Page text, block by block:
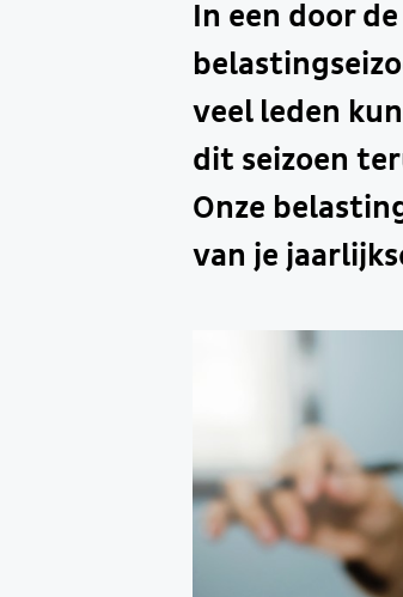
In een door
veel leden
dit seizoen
Onze
van je